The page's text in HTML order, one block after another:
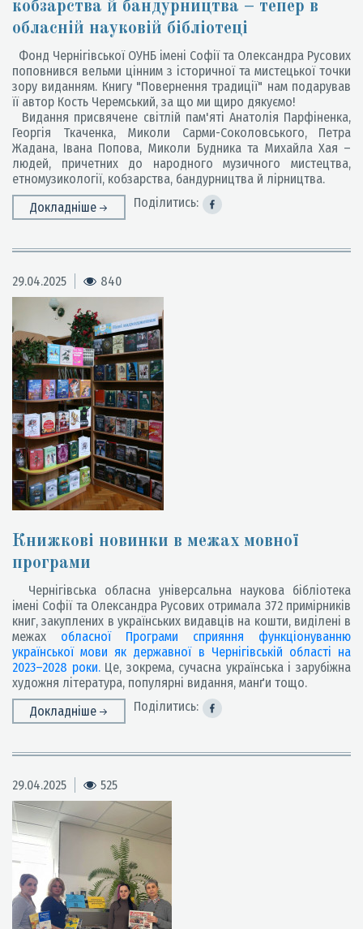
кобзарства й бандурництва – тепер в
обласній науковій бібліотеці
Фонд Чернігівської ОУНБ імені Софії та Олександра Русових
поповнився вельми цінним з історичної та мистецької точки
зору виданням. Книгу "Повернення традиції" нам подарував
її автор Кость Черемський, за що ми щиро дякуємо!
Видання присвячене світлій пам'яті Анатолія Парфіненка,
Георгія Ткаченка, Миколи Сарми-Соколовського, Петра
Жадана, Івана Попова, Миколи Будника та Михайла Хая –
людей, причетних до народного музичного мистецтва,
етномузикології, кобзарства, бандурництва й лірництва.
Докладніше
Поділитись:
29.04.2025 840
Книжкові новинки в межах мовної
програми
Чернігівська обласна універсальна наукова бібліотека
імені Софії та Олександра Русових отримала 372 примірників
книг, закуплених в українських видавців на кошти, виділені в
межах обласної Програми сприяння функціонуванню
української мови як державної в Чернігівській області на
2023–2028 роки.Це, зокрема, сучасна українська і зарубіжна
художня література, популярні видання, манґи тощо.
Докладніше
Поділитись:
29.04.2025 525